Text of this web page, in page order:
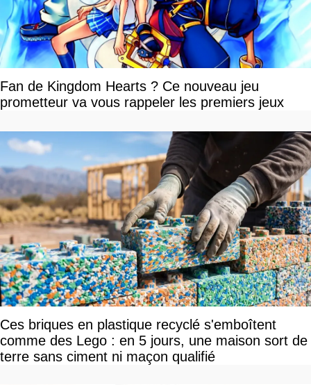
Fan de Kingdom Hearts ? Ce nouveau jeu
prometteur va vous rappeler les premiers jeux
Ces briques en plastique recyclé s'emboîtent
comme des Lego : en 5 jours, une maison sort de
terre sans ciment ni maçon qualifié